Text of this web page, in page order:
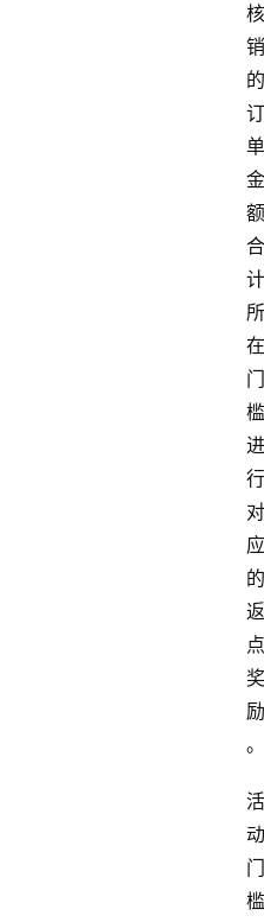
核
销
的
订
单
金
额
合
计
所
在
门
槛
进
行
对
应
的
返
点
奖
励
。
活
动
门
槛